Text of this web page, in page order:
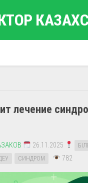
лечение
26.11.2025
СИНДРОМ 782